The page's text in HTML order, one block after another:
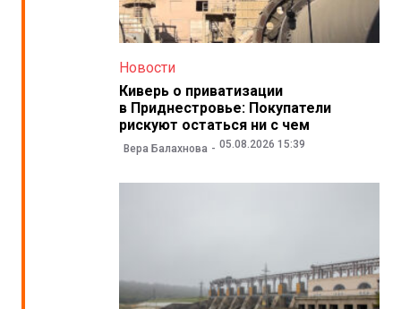
Новости
Киверь о приватизации
в Приднестровье: Покупатели
рискуют остаться ни с чем
Вера Балахнова 05.08.2026 15:39